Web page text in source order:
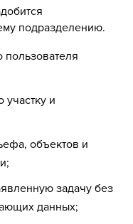
подразделению.
пользователя
участку и
объектов и
задачу без
данных;